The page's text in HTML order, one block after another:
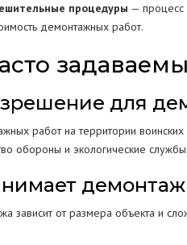
процедуры — процесс
демонтажных работ.
для
работ на территории
обороны и экологические службы.
зависит от размера объекта и